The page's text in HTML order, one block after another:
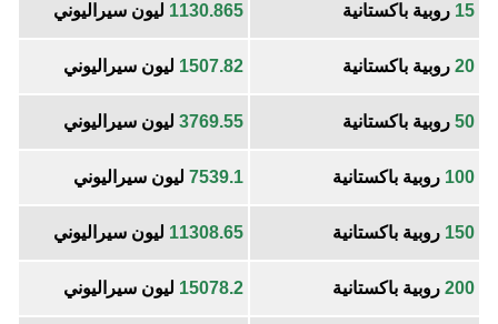
15 روبية باكستانية 1130.865 ليون سيراليوني
20 روبية باكستانية 1507.82 ليون سيراليوني
50 روبية باكستانية 3769.55 ليون سيراليوني
100 روبية باكستانية 7539.1 ليون سيراليوني
150 روبية باكستانية 11308.65 ليون سيراليوني
200 روبية باكستانية 15078.2 ليون سيراليوني